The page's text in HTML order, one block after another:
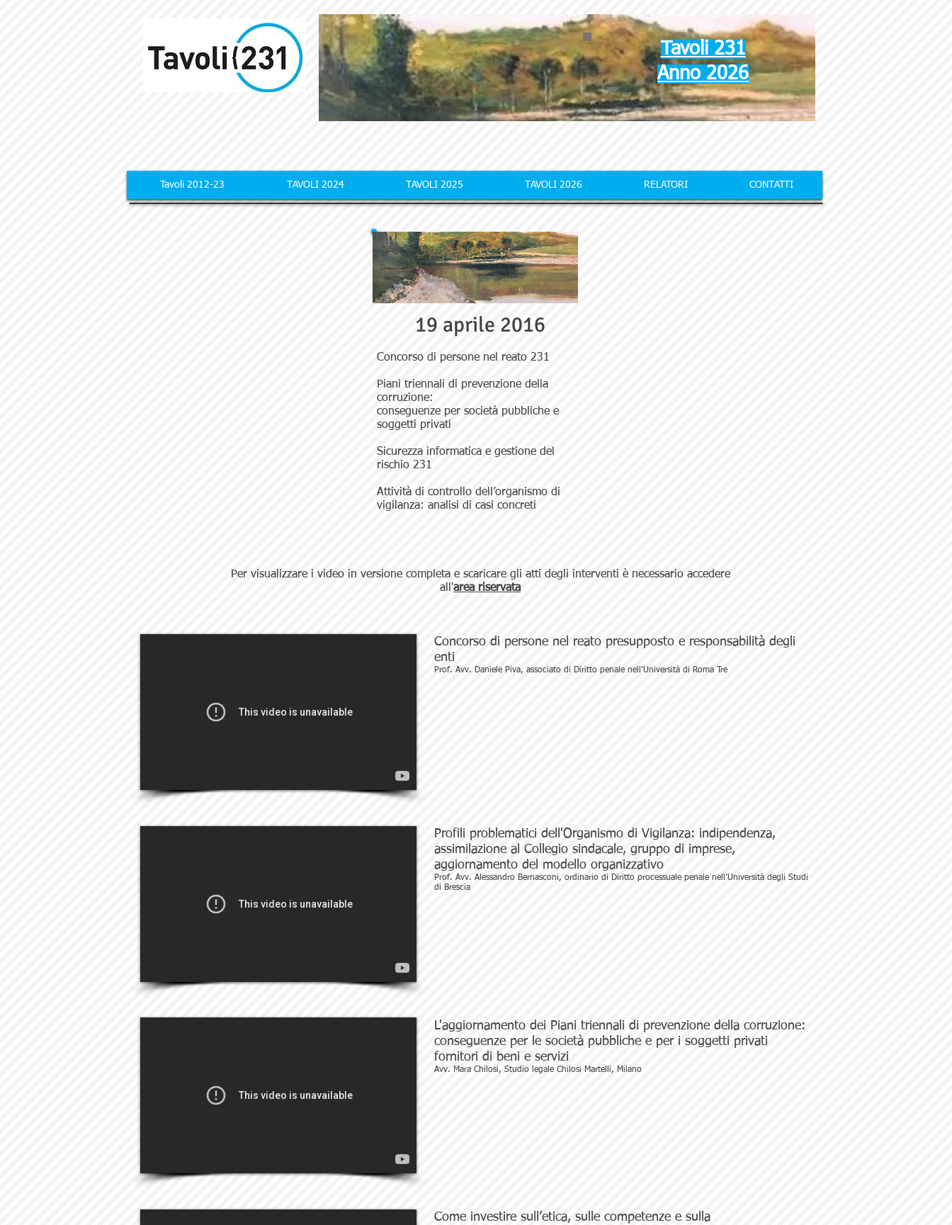
Tavoli 231
Anno 2026
Tavoli 2012-23 TAVOLI 2024 TAVOLI 2025 TAVOLI 2026 RELATORI CONTATTI
19 aprile 2016
Concorso di persone nel reato 231
Piani triennali di prevenzione della
corruzione:
conseguenze per società pubbliche e
soggetti privati
Sicurezza informatica e gestione del
rischio 231
Attività di controllo dell’organismo di
vigilanza: analisi di casi concreti
Per visualizzare i video in versione completa e scaricare gli atti degli interventi è necessario accedere
all'area riservata
Concorso di persone nel reato presupposto e responsabilità degli
enti
Prof. Avv. Daniele Piva, associato di Diritto penale nell’Università di Roma Tre
Profili problematici dell'Organismo di Vigilanza: indipendenza,
assimilazione al Collegio sindacale, gruppo di imprese,
aggiornamento del modello organizzativo
Prof. Avv. Alessandro Bernasconi, ordinario di Diritto processuale penale nell’Università degli Studi
di Brescia
L'aggiornamento dei Piani triennali di prevenzione della corruzione:
conseguenze per le società pubbliche e per i soggetti privati
fornitori di beni e servizi
Avv. Mara Chilosi, Studio legale Chilosi Martelli, Milano
Come investire sull’etica, sulle competenze e sulla